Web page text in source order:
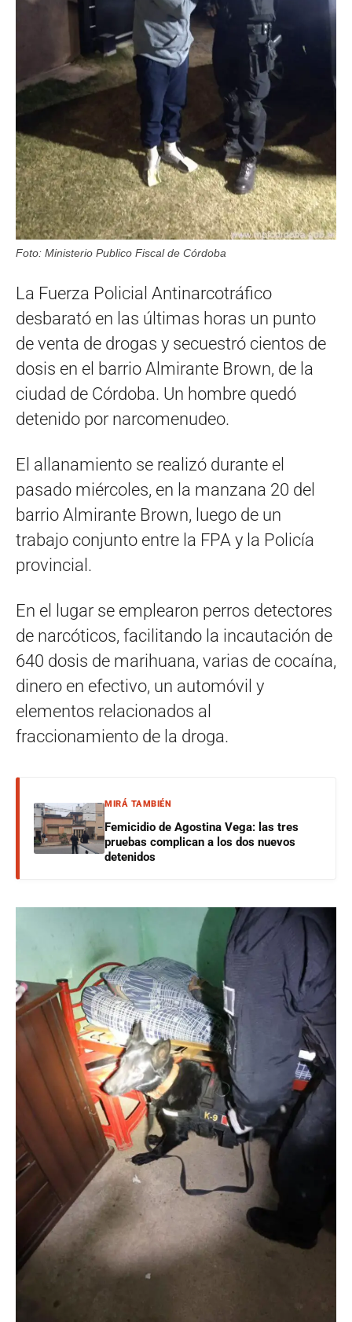
Foto: Ministerio Publico Fiscal de Córdoba
La Fuerza Policial Antinarcotráfico
desbarató en las últimas horas un punto
de venta de drogas y secuestró cientos de
dosis en el barrio Almirante Brown, de la
ciudad de Córdoba. Un hombre quedó
detenido por narcomenudeo.
El allanamiento se realizó durante el
pasado miércoles, en la manzana 20 del
barrio Almirante Brown, luego de un
trabajo conjunto entre la FPA y la Policía
provincial.
En el lugar se emplearon perros detectores
de narcóticos, facilitando la incautación de
640 dosis de marihuana, varias de cocaína,
dinero en efectivo, un automóvil y
elementos relacionados al
fraccionamiento de la droga.
MIRÁ TAMBIÉN
Femicidio de Agostina Vega: las tres
pruebas complican a los dos nuevos
detenidos